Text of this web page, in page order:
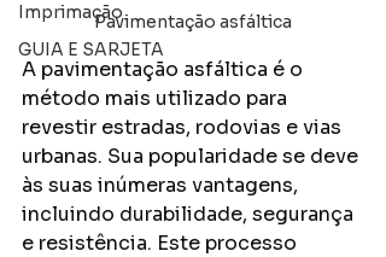
Imprimação
GUIA E SARJETA
Pavimentação asfáltica
A pavimentação asfáltica é o
método mais utilizado para
revestir estradas, rodovias e vias
urbanas. Sua popularidade se deve
às suas inúmeras vantagens,
incluindo durabilidade, segurança
e resistência. Este processo